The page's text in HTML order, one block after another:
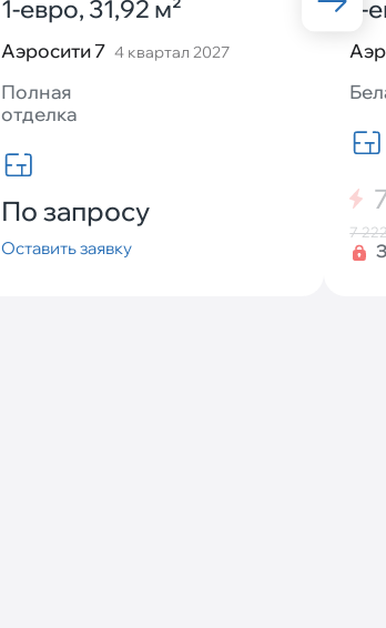
1-евро, 31,92 м²
Аэросити 7 4 квартал 2027
Полная
отделка
По запросу
Оставить заявку
7